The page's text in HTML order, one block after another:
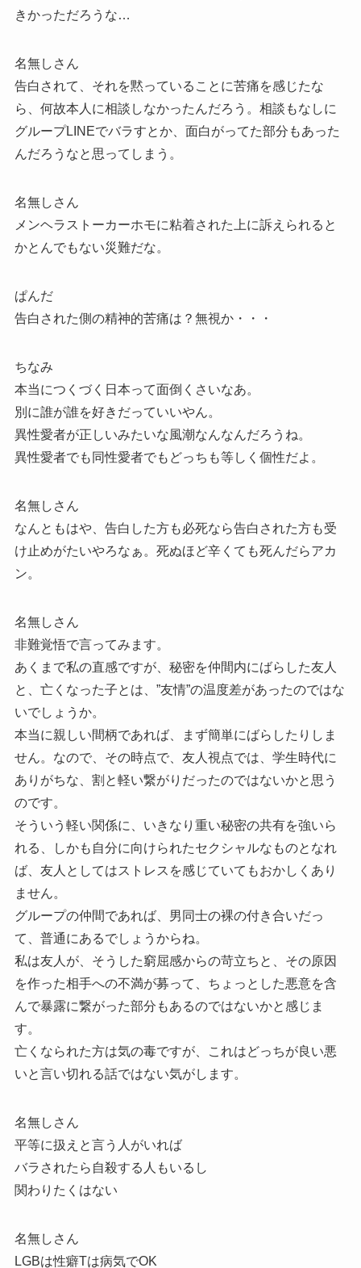
きかっただろうな…
名無しさん
告白されて、それを黙っていることに苦痛を感じたな
ら、何故本人に相談しなかったんだろう。相談もなしに
グループLINEでバラすとか、面白がってた部分もあった
んだろうなと思ってしまう。
名無しさん
メンヘラストーカーホモに粘着された上に訴えられると
かとんでもない災難だな。
ぱんだ
告白された側の精神的苦痛は？無視か・・・
ちなみ
本当につくづく日本って面倒くさいなあ。
別に誰が誰を好きだっていいやん。
異性愛者が正しいみたいな風潮なんなんだろうね。
異性愛者でも同性愛者でもどっちも等しく個性だよ。
名無しさん
なんともはや、告白した方も必死なら告白された方も受
け止めがたいやろなぁ。死ぬほど辛くても死んだらアカ
ン。
名無しさん
非難覚悟で言ってみます。
あくまで私の直感ですが、秘密を仲間内にばらした友人
と、亡くなった子とは、”友情”の温度差があったのではな
いでしょうか。
本当に親しい間柄であれば、まず簡単にばらしたりしま
せん。なので、その時点で、友人視点では、学生時代に
ありがちな、割と軽い繋がりだったのではないかと思う
のです。
そういう軽い関係に、いきなり重い秘密の共有を強いら
れる、しかも自分に向けられたセクシャルなものとなれ
ば、友人としてはストレスを感じていてもおかしくあり
ません。
グループの仲間であれば、男同士の裸の付き合いだっ
て、普通にあるでしょうからね。
私は友人が、そうした窮屈感からの苛立ちと、その原因
を作った相手への不満が募って、ちょっとした悪意を含
んで暴露に繋がった部分もあるのではないかと感じま
す。
亡くなられた方は気の毒ですが、これはどっちが良い悪
いと言い切れる話ではない気がします。
名無しさん
平等に扱えと言う人がいれば
バラされたら自殺する人もいるし
関わりたくはない
名無しさん
LGBは性癖Tは病気でOK